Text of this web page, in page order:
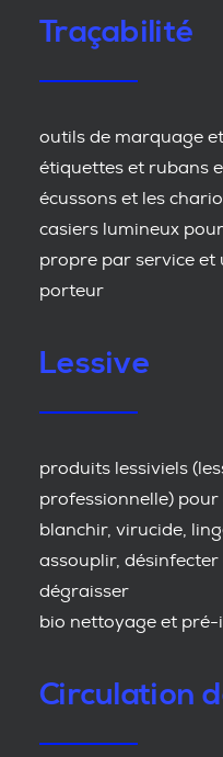
Traçabilité
outils de marquage
étiquettes et rubans
écussons et les
casiers lumineux
propre par service et
porteur
Lessive
produits lessiviels
professionnelle) pour
blanchir, virucide,
assouplir,
dégraisser
bio nettoyage et pré-
Circulation